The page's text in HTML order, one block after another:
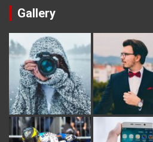
Gallery